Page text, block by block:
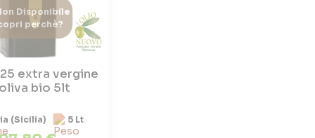
Disponibile
perchè?
extra vergine
bio 5lt
(Sicilia) 5 Lt